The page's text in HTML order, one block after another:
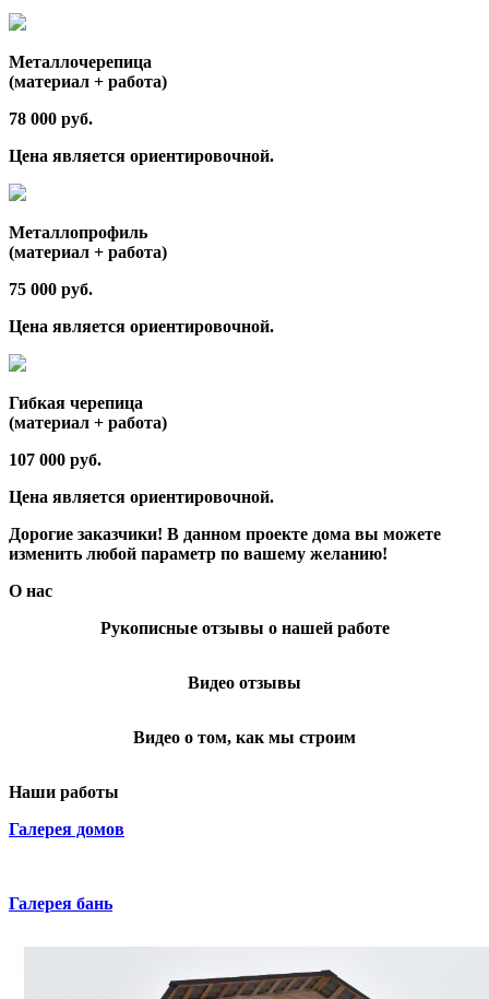
Металлочерепица
(материал + работа)
78 000 руб.
Цена является ориентировочной.
Металлопрофиль
(материал + работа)
75 000 руб.
Цена является ориентировочной.
Гибкая черепица
(материал + работа)
107 000 руб.
Цена является ориентировочной.
Дорогие заказчики! В данном проекте дома вы можете
изменить любой параметр по вашему желанию!
О нас
Рукописные отзывы о нашей работе
Видео отзывы
Видео о том, как мы строим
Наши работы
Галерея домов
Галерея бань